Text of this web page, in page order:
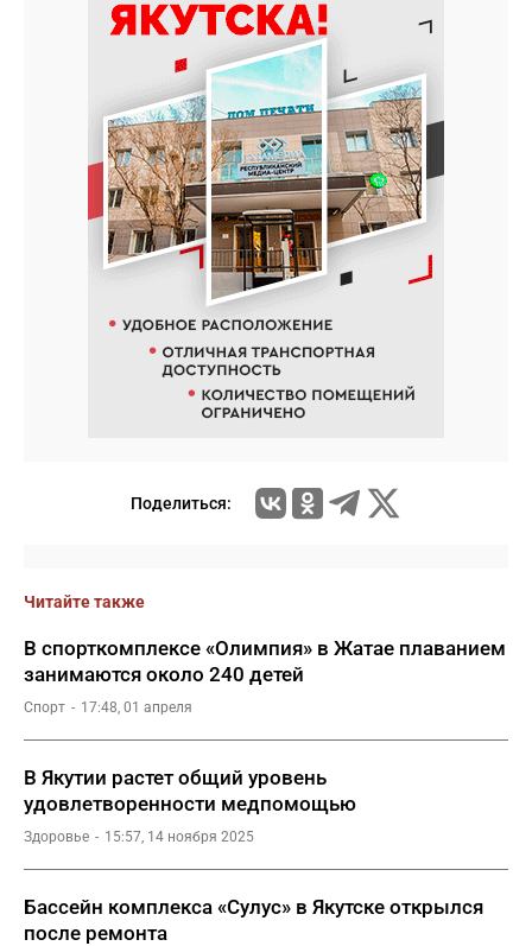
Поделиться:
Читайте также
В спорткомплексе «Олимпия» в Жатае плаванием
занимаются около 240 детей
Спорт 17:48, 01 апреля
В Якутии растет общий уровень
удовлетворенности медпомощью
Здоровье 15:57, 14 ноября 2025
Бассейн комплекса «Сулус» в Якутске открылся
после ремонта